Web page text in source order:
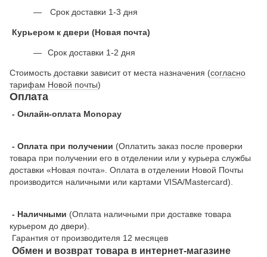
Срок доставки 1-3 дня
Курьером к двери (Новая почта)
Срок доставки 1-2 дня
Стоимость доставки зависит от места назначения (согласно
тарифам Новой почты)
Оплата
- Онлайн-оплата Monopay
- Оплата при получении (Оплатить заказ после проверки
товара при получении его в отделении или у курьера службы
доставки «Новая почта». Оплата в отделении Новой Почты
производится наличными или картами VISA/Mastercard).
- Наличными (Оплата наличными при доставке товара
курьером до двери).
Гарантия от производителя 12 месяцев
Обмен и возврат товара в интернет-магазине